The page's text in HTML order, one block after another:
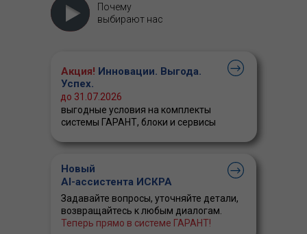
Почему
выбирают нас
Акция! Инновации. Выгода.
Успех.
выгодные условия на комплекты
системы ГАРАНТ, блоки и сервисы
до 31.07.2026
Новый
AI-ассистента ИСКРА
Задавайте вопросы, уточняйте детали,
возвращайтесь к любым диалогам.
Теперь прямо в системе ГАРАНТ!